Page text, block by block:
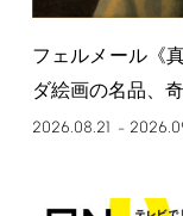
フェルメール《
ダ絵画の名品、
2026.08.21 –